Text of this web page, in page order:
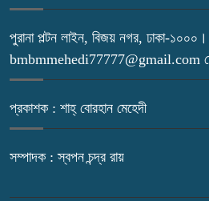
পুরানা পল্টন লাইন, বিজয় নগর, ঢাকা-
bmbmmehedi77777@gmail.com
প্রকাশক : শাহ্ বোরহান মেহেদী
সম্পাদক : স্বপন চন্দ্র রায়